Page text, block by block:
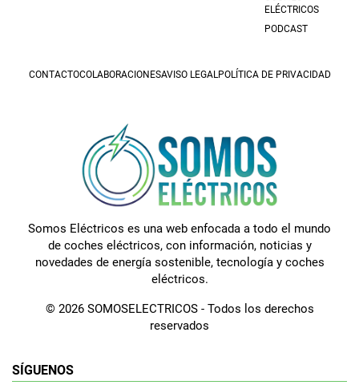
ELÉCTRICOS
PODCAST
CONTACTOCOLABORACIONESAVISO LEGALPOLÍTICA DE PRIVACIDAD
Somos Eléctricos es una web enfocada a todo el mundo
de coches eléctricos, con información, noticias y
novedades de energía sostenible, tecnología y coches
eléctricos.
© 2026 SOMOSELECTRICOS - Todos los derechos
reservados
SÍGUENOS